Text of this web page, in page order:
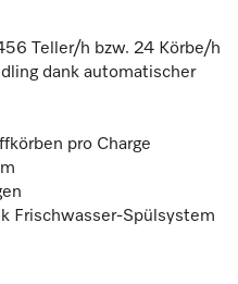
Teller/h bzw. 24 Körbe/h
dank automatischer
pro Charge
Frischwasser-Spülsystem